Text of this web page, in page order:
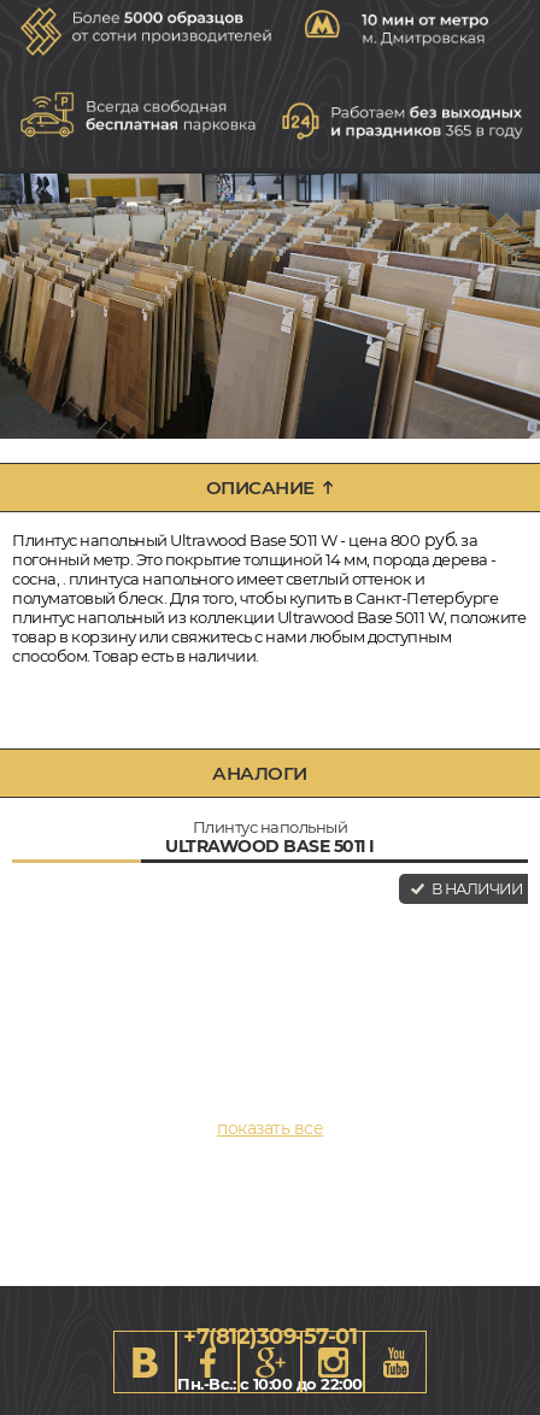
ОПИСАНИЕ
Плинтус напольный Ultrawood Base 5011 W - цена 800 руб.за
погонный метр. Это покрытие толщиной 14 мм, порода дерева -
сосна, . плинтуса напольного имеет светлый оттенок и
полуматовый блеск. Для того, чтобы купить в Санкт-Петербурге
плинтус напольный из коллекции Ultrawood Base 5011 W, положите
товар в корзину или свяжитесь с нами любым доступным
способом. Товар есть в наличии.
АНАЛОГИ
Плинтус напольный
ULTRAWOOD BASE 5011 I
В НАЛИЧИИ
+7(812)309-57-01
Пн.-Вс.: с 10:00 до 22:00